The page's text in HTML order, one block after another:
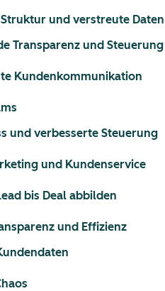
und verstreute Daten
Transparenz und Steuerung
Kundenkommunikation
und verbesserte Steuerung
und Kundenservice
bis Deal abbilden
und Effizienz